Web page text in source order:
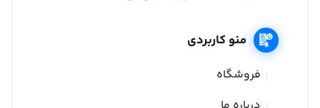
منو کاربردی
فروشگاه